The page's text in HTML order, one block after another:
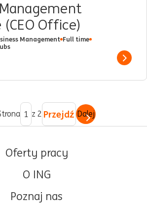
Office)
Management Full time
Show
z 2 Przejdź Dalej
Oferty pracy
O ING
Poznaj nas